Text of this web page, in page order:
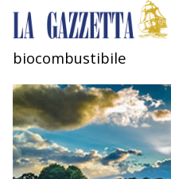
MOBILITÀ
INDUSTRIA
biocombustibile